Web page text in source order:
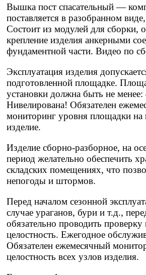
Вышка пост спасательный —
поставляется в разобранном
Состоит из модулей для сборки,
крепление изделия анкерными
фундаментной части. Видео по
Эксплуатация изделия
подготовленной площадке.
установки должна быть не
Нивелирована! Обязателен
мониторинг уровня площадки на
изделие.
Изделие сборно-разборное, на
период желательно обеспечить
складских помещениях, что
непогоды и штормов.
Перед началом сезонной
случае ураганов, бури и т.д.,
обязательно проводить проверку
целостность. Ежегодное
Обязателен ежемесячный
целостность всех узлов изделия.